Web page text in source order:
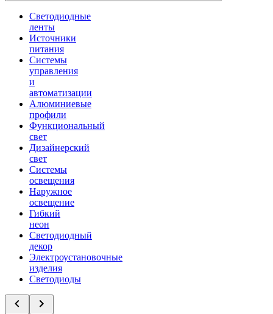
Светодиодные
ленты
Источники
питания
Системы
управления
и
автоматизации
Алюминиевые
профили
Функциональный
свет
Дизайнерский
свет
Системы
освещения
Наружное
освещение
Гибкий
неон
Светодиодный
декор
Электроустановочные
изделия
Светодиоды